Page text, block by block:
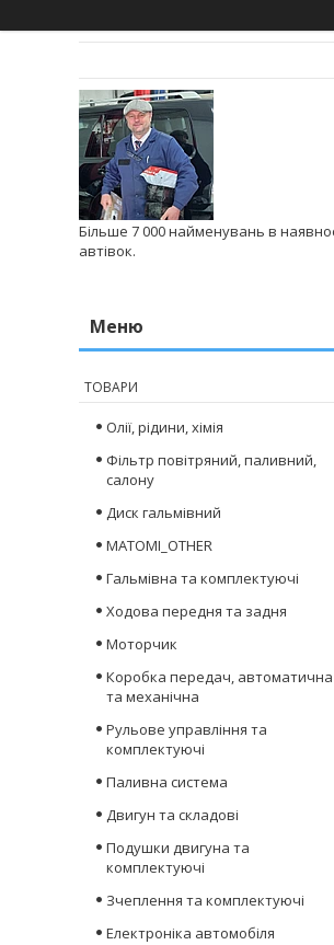
Більше 7 000 найменувань в
автівок.
ТОВАРИ
Олії, рідини, хімія
Фільтр повітряний, паливний,
салону
Диск гальмівний
MATOMI_OTHER
Гальмівна та комплектуючі
Ходова передня та задня
Моторчик
Коробка передач, автоматична
та механічна
Рульове управління та
комплектуючі
Паливна система
Двигун та складові
Подушки двигуна та
комплектуючі
Зчеплення та комплектуючі
Електроніка автомобіля